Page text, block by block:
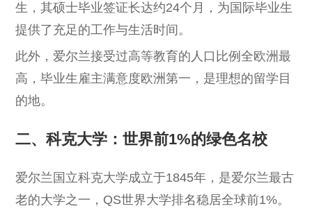
生，其硕士毕业签证长达约24个月，为国际毕业生
提供了充足的工作与生活时间。
此外，爱尔兰接受过高等教育的人口比例全欧洲最
高，毕业生雇主满意度欧洲第一，是理想的留学目
的地。
二、科克大学：世界前1%的绿色名校
爱尔兰国立科克大学成立于1845年，是爱尔兰最古
老的大学之一，QS世界大学排名稳居全球前1%。